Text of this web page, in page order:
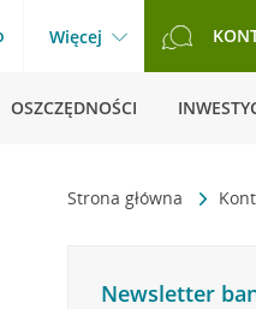
Więcej
OSZCZĘDNOŚCI
Strona główna
Newsletter